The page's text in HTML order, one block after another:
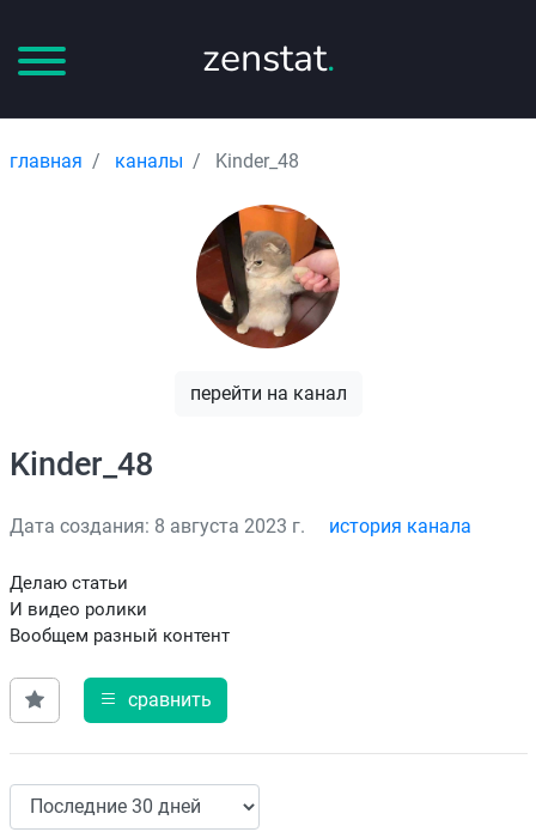
zenstat.
главная каналы Kinder_48
перейти на канал
Kinder_48
Дата создания: 8 августа 2023 г. история канала
Делаю статьи
И видео ролики
Вообщем разный контент
сравнить